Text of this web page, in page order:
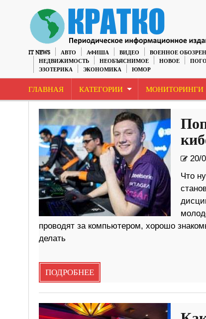
IT NEWS АВТО АФИША ВИДЕО ВОЕННОЕ
НЕДВИЖИМОСТЬ
НЕОБЪЯСНИМОЕ НОВОЕ
ЭЗОТЕРИКА
ЭКОНОМИКА ЮМОР
ГЛАВНАЯ КАТЕГОРИИ МОНИТОРИНГИ
20/
Что
проводят за компьютером, хорошо
делать
ПОДРОБНЕЕ